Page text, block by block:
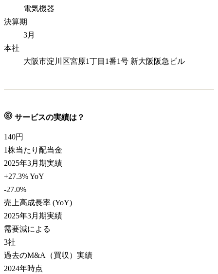
電気機器
決算期
3月
本社
大阪市淀川区宮原1丁目1番1号 新大阪阪急ビル
サービスの実績は？
140円
1株当たり配当金
2025年3月期実績
+27.3% YoY
-27.0%
売上高成長率 (YoY)
2025年3月期実績
需要減による
3社
過去のM&A（買収）実績
2024年時点